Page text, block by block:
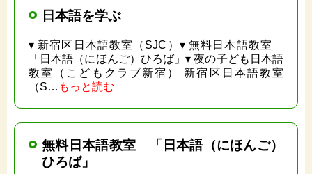
日本語を学ぶ
▾ 新宿区日本語教室（SJC）▾ 無料日本語教室
「日本語（にほんご）ひろば」▾ 夜の子ども日本語
教室（こどもクラブ新宿） 新宿区日本語教室
（S… もっと読む
無料日本語教室 「日本語（にほんご）
ひろば」